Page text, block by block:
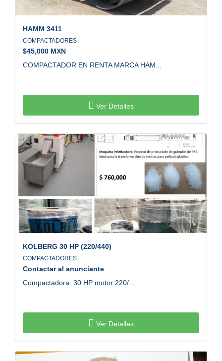
HAMM 3411
COMPACTADORES
$45,000 MXN
COMPACTADOR EN RENTA MARCA HAM...
Ver Detalles
KOLBERG 30 HP (220/440)
COMPACTADORES
Contactar al anunciante
Compactadora: 30 HP motor 220/...
Ver Detalles